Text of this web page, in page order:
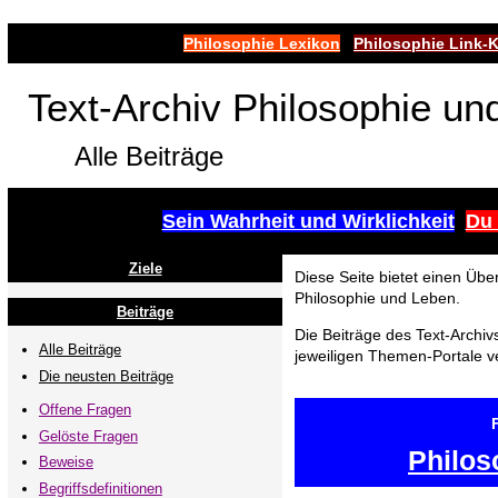
Philosophie Lexikon Philosophie Link-
Text-Archiv Philosophie
Alle Beiträge
Sein Wahrheit und Wirklichkeit Du
Ziele
Beiträge
Alle Beiträge
Die neusten Beiträge
Offene Fragen
Gelöste Fragen
Beweise
Begriffsdefinitionen
Diese Seite bietet einen
Philosophie und Leben.
Die Beiträge des Text-
jeweiligen Themen-Portale